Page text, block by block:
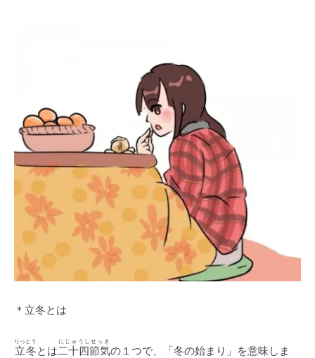
＊立冬とは
立冬
りっとう
とは二十四節気
にじゅうしせっき
の１つで、「冬の始まり」を意味しま